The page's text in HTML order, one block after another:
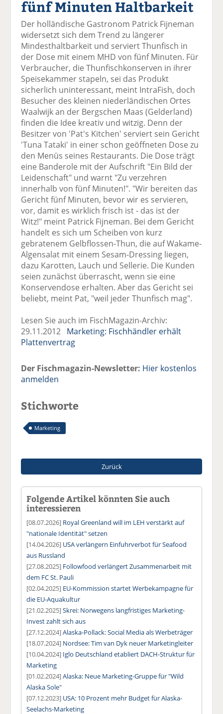
el
a
uf
F
ac
e
b
o
o
k
te
il
e
n
el
t
wi
tt
er
n
el
a
uf
n
k
e
n
te
il
e
n
el
p
er
m
ai
l
er
se
n
d
e
n
el
D
ru
n
fünf Minuten Haltbarkeit
Der holländische Gastronom Patrick Fijneman
widersetzt sich dem Trend zu längerer
Mindesthaltbarkeit und serviert Thunfisch in
der Dose mit einem MHD von fünf Minuten. Für
Verbraucher, die Thunfischkonserven in ihrer
Speisekammer stapeln, sei das Produkt
sicherlich uninteressant, meint IntraFish, doch
Besucher des kleinen niederländischen Ortes
Waalwijk an der Bergschen Maas (Gelderland)
finden die Idee kreativ und witzig. Denn der
Besitzer von 'Pat's Kitchen' serviert sein Gericht
'Tuna Tataki' in einer schon geöffneten Dose zu
den Menüs seines Restaurants. Die Dose trägt
eine Banderole mit der Aufschrift "Ein Bild der
Leidenschaft" und warnt "Zu verzehren
innerhalb von fünf Minuten!". "Wir bereiten das
Gericht fünf Minuten, bevor wir es servieren,
vor, damit es wirklich frisch ist - das ist der
Witz!" meint Patrick Fijneman. Bei dem Gericht
handelt es sich um Scheiben von kurz
gebratenem Gelbflossen-Thun, die auf Wakame-
Algensalat mit einem Sesam-Dressing liegen,
dazu Karotten, Lauch und Sellerie. Die Kunden
seien zunächst überrascht, wenn sie eine
Konservendose erhalten. Aber das Gericht sei
beliebt, meint Pat, "weil jeder Thunfisch mag".
Lesen Sie auch im FischMagazin-Archiv:
29.11.2012 Marketing: Fischhändler erhält
Plattenvertrag
Der Fischmagazin-Newsletter: Hier kostenlos
anmelden
Stichworte
Marketing
Zurück
Folgende Artikel könnten Sie auch
interessieren
[08.07.2026] Royal Greenland will im LEH verstärkt auf
"nationale Identität" setzen
[14.04.2026] USA verlängern Einfuhrverbot für Seafood
aus Russland
[27.08.2025] Followfood verlängert Zusammenarbeit mit
dem FC St. Pauli
[02.04.2025] EU-Kommission startet Werbekampagne für
die EU-Aquakultur
[21.02.2025]Skrei: Norwegens langfristiges Marketing-
Invest zahlt sich aus
[27.12.2024]Alaska-Pollack: Social Media als Werbeträger
[18.07.2024] Nordsee: Tim van Dyk neuer Marketingleiter
[10.04.2024] Iglo Deutschland etabliert DACH-Struktur für
Marketing
[01.02.2024]Alaska: Neue Marketing-Gruppe für "Wild
Alaska Sole"
[07.12.2023] USA: 10 Prozent mehr Budget für Alaska-
Seelachs-Marketing